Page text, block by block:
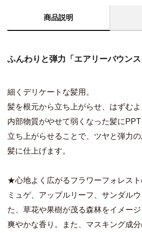
商品説明
ふんわりと弾力「エアリーバウンス
細くデリケートな髪用。
髪を根元から立ち上がらせ、はずむよ
内部物質がやせて弱くなった髪に
立ち上がらせることで、ツヤと弾力
髪に仕上げます。
★心地よく広がるフラワーフォレスト
ミュゲ、アップルリーフ、サンダル
た、草花や果樹が茂る森林をイメー
爽やかな香り。また、マスキング成